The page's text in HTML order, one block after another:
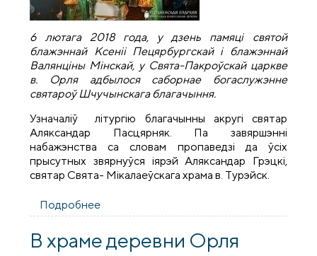
6 лютага 2018 года, у дзень памяці святой
блажэннай Ксеніі Пецярбургскай і блажэннай
Валянціны Мінскай, у Свята-Пакроўскай царкве
в. Орля адбылося саборнае богаслужэнне
святароў Шчучынскага благачыння.
Узначаліў літургію благачынны акругі святар
Аляксандар Пасцярняк. Па завяршэнні
набажэнства са словам пропаведзі да ўсіх
прысутных звярнуўся іярэй Аляксандар Грэцкі,
святар Свята- Мікалаеўскага храма в. Турэйск.
Подробнее
святароў Шчучынскага благачыння
адбылося ў в. Орля
В храме деревни Орля